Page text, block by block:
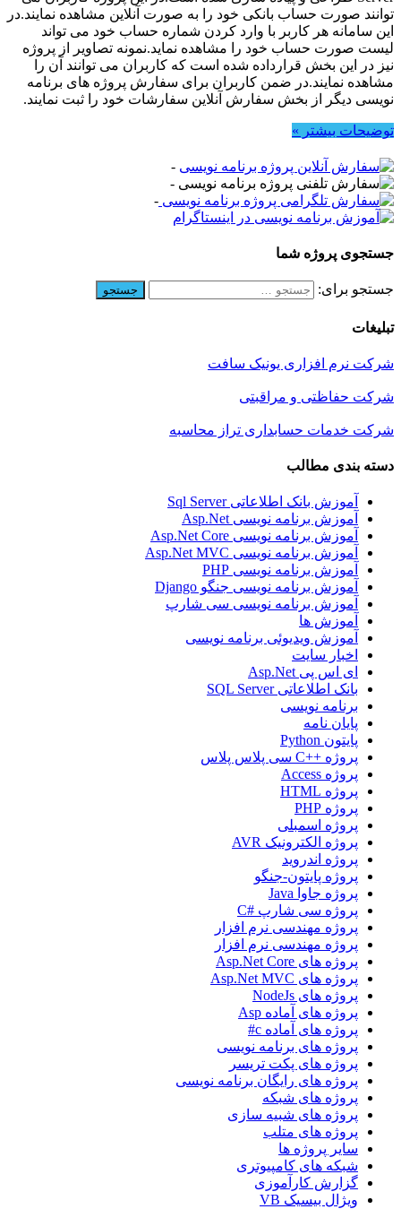
توانند صورت حساب بانکی خود را به صورت آنلاین مشاهده نمایند.در
این سامانه هر کاربر با وارد کردن شماره حساب خود می تواند
لیست صورت حساب خود را مشاهده نماید.نمونه تصاویر از پروژه
نیز در این بخش قرارداده شده است که کاربران می توانند آن را
مشاهده نمایند.در ضمن کاربران برای سفارش پروژه های برنامه
نویسی دیگر از بخش سفارش آنلاین سفارشات خود را ثبت نمایند.
توضیحات بیشتر »
-
-
-
جستجوی پروژه شما
جستجو برای:
تبلیغات
شرکت نرم افزاری یونیک سافت
شرکت حفاظتی و مراقبتی
شرکت خدمات حسابداری تراز محاسبه
دسته بندی مطالب
آموزش بانک اطلاعاتی Sql Server
آموزش برنامه نویسی Asp.Net
آموزش برنامه نویسی Asp.Net Core
آموزش برنامه نویسی Asp.Net MVC
آموزش برنامه نویسی PHP
آموزش برنامه نویسی جنگو Django
آموزش برنامه نویسی سی شارپ
آموزش ها
آموزش ویدیوئی برنامه نویسی
اخبار سایت
ای اس پی Asp.Net
بانک اطلاعاتی SQL Server
برنامه نویسی
پایان نامه
پایتون Python
پروژه ++C سی پلاس پلاس
پروژه Access
پروژه HTML
پروژه PHP
پروژه اسمبلی
پروژه الکترونیک AVR
پروژه اندروید
پروژه پایتون-جنگو
پروژه جاوا Java
پروژه سی شارپ #C
پروژه مهندسی نرم افزار
پروژه مهندسی نرم افزار
پروژه های Asp.Net Core
پروژه های Asp.Net MVC
پروژه های NodeJs
پروژه های آماده Asp
پروژه های آماده c#
پروژه های برنامه نویسی
پروژه های پکت تریسر
پروژه های رایگان برنامه نویسی
پروژه های شبکه
پروژه های شبیه سازی
پروژه های متلب
سایر پروژه ها
شبکه های کامپیوتری
گزارش کارآموزی
ویژال بیسیک VB